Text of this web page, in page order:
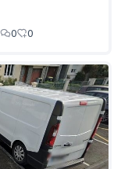
0 0